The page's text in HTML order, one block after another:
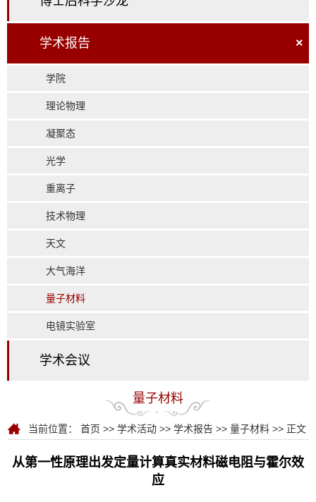
学术报告 ×
学院
理论物理
凝聚态
光学
重离子
技术物理
天文
大气海洋
量子材料
电镜实验室
学术会议
量子材料
当前位置： 首页 >> 学术活动 >> 学术报告 >> 量子材料 >> 正文
从第一性原理出发定量计算真实材料磁电阻与霍尔效
应